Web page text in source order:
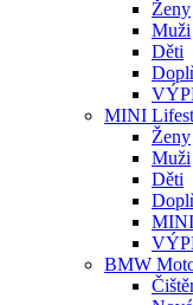
Ženy
Muži
Děti
MINI
Ženy
Muži
Děti
BMW